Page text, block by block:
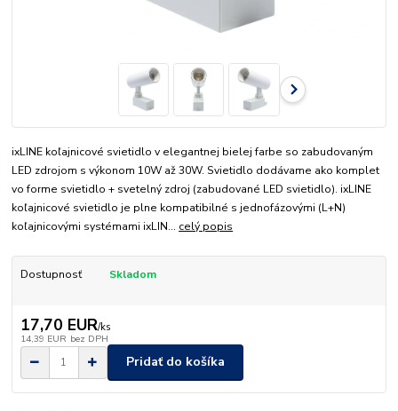
ixLINE koľajnicové svietidlo v elegantnej bielej farbe so zabudovaným
LED zdrojom s výkonom 10W až 30W. Svietidlo dodávame ako komplet
vo forme svietidlo + svetelný zdroj (zabudované LED svietidlo). ixLINE
koľajnicové svietidlo je plne kompatibilné s jednofázovými (L+N)
koľajnicovými systémami ixLIN... celý popis
Dostupnosť Skladom
17,70 EUR/ks
14,39 EUR bez DPH
Pridať do košíka